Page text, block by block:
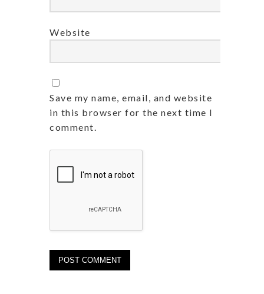
Website
Save my name, email, and website
in this browser for the next time I
comment.